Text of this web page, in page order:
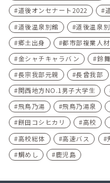
道後オンセナート2022
道後温泉別館
道後温泉
郷土出身
都市部複業人材
金シャチキャラバン
鈴舞
長宗我部元親
長曾我部
関西地方NO.1男子大学生
飛鳥乃湯
飛鳥乃湯泉
餅田コシヒカリ
高校
高校総体
高速バス
鯛めし
鹿児島